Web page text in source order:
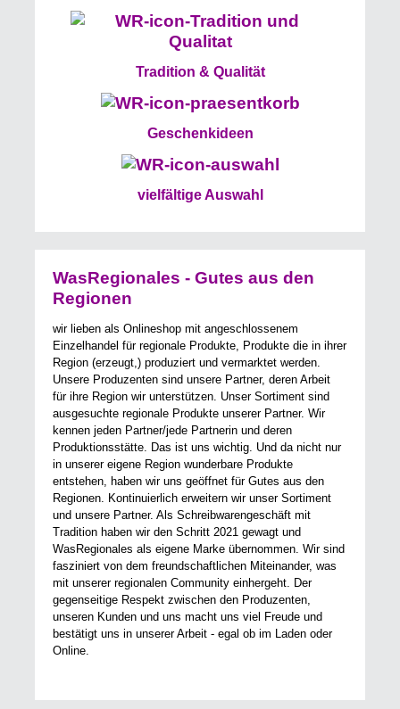
Tradition & Qualität
Geschenkideen
vielfältige Auswahl
WasRegionales - Gutes aus den
Regionen
wir lieben als Onlineshop mit angeschlossenem
Einzelhandel für regionale Produkte, Produkte die in ihrer
Region (erzeugt,) produziert und vermarktet werden.
Unsere Produzenten sind unsere Partner, deren Arbeit
für ihre Region wir unterstützen. Unser Sortiment sind
ausgesuchte regionale Produkte unserer Partner. Wir
kennen jeden Partner/jede Partnerin und deren
Produktionsstätte. Das ist uns wichtig. Und da nicht nur
in unserer eigene Region wunderbare Produkte
entstehen, haben wir uns geöffnet für Gutes aus den
Regionen. Kontinuierlich erweitern wir unser Sortiment
und unsere Partner. Als Schreibwarengeschäft mit
Tradition haben wir den Schritt 2021 gewagt und
WasRegionales als eigene Marke übernommen. Wir sind
fasziniert von dem freundschaftlichen Miteinander, was
mit unserer regionalen Community einhergeht. Der
gegenseitige Respekt zwischen den Produzenten,
unseren Kunden und uns macht uns viel Freude und
bestätigt uns in unserer Arbeit - egal ob im Laden oder
Online.